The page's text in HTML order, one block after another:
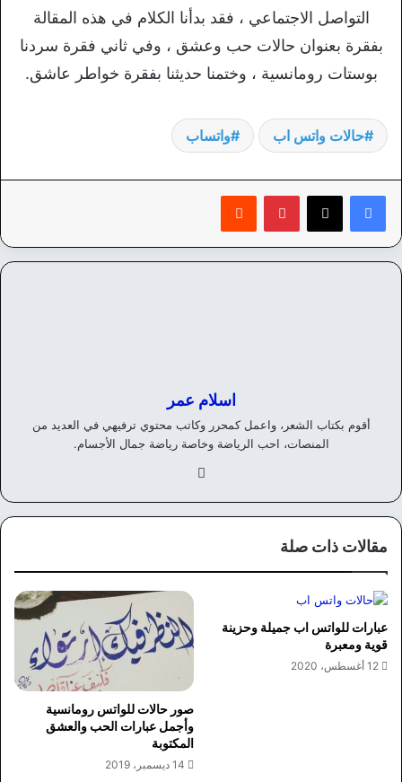
التواصل الاجتماعي ، فقد بدأنا الكلام في هذه المقالة
بفقرة بعنوان حالات حب وعشق ، وفي ثاني فقرة سردنا
بوستات رومانسية ، وختمنا حديثنا بفقرة خواطر عاشق.
حالات واتس اب واتساب
بينتيريست
اسلام عمر
أقوم بكتاب الشعر، واعمل كمحرر وكاتب محتوي ترفيهي في العديد من
المنصات، احب الرياضة وخاصة رياضة جمال الأجسام.
وك
مقالات ذات صلة
عبارات للواتس اب جميلة وحزينة
قوية ومعبرة
12 أغسطس، 2020
صور حالات للواتس رومانسية
وأجمل عبارات الحب والعشق
المكتوبة
14 ديسمبر، 2019